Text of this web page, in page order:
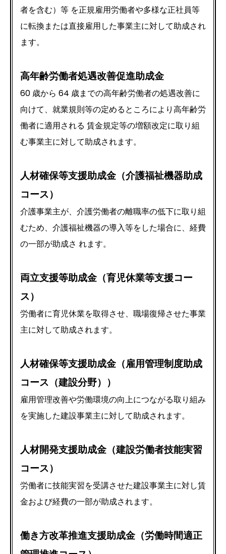
者を含む）等 を正規雇用労働者や多様な正社員等
に転換または直接雇用した事業主に対して助成され
ます。
高年齢労働者処遇改善促進助成金
60 歳から 64 歳までの高年齢労働者の処遇改善に
向けて、就業規則等の定めるところにより高年齢労
働者に適用される 賃金規定等の増額改定に取り組
む事業主に対して助成されます。
人材確保等支援助成金（介護福祉機器助成
コース）
介護事業主が、介護労働者の離職率の低下に取り組
むため、介護福祉機器の導入等をした場合に、経費
の一部が助成さ れます。
両立支援等助成金（育児休業等支援コー
ス）
労働者に育児休業を取得させ、職場復帰させた事業
主に対して助成されます。
人材確保等支援助成金（雇用管理制度助成
コース（建設分野））
雇用管理改善や労働環境の向上につながる取り組み
を実施した建設事業主に対して助成されます。
人材開発支援助成金（建設労働者技能実習
コース）
労働者に技能実習を受講させた建設事業主に対し賃
金および経費の一部が助成されます。
働き方改革推進支援助成金（労働時間適正